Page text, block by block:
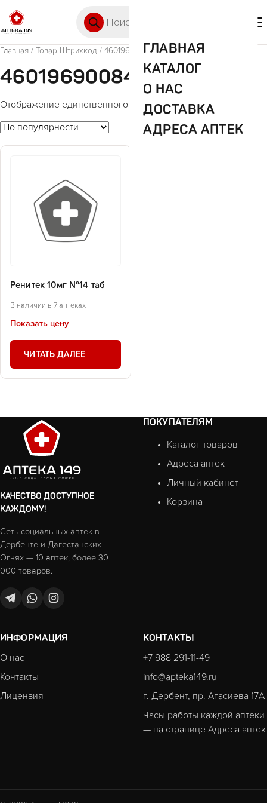
ГЛАВНАЯ
КАТАЛОГ
О НАС
ДОСТАВКА
АДРЕСА АПТЕК
Главная / Товар Штрихкод / 4601969008494
4601969008494
Отображение единственного товара
Ренитек 10мг №14 таб
В наличии в 7 аптеках
Показать цену
ЧИТАТЬ ДАЛЕЕ
КАЧЕСТВО ДОСТУПНОЕ
КАЖДОМУ!
Сеть социальных аптек в
Дербенте и Дагестанских
Огнях — 10 аптек, более 30
000 товаров.
ПОКУПАТЕЛЯМ
Каталог товаров
Адреса аптек
Личный кабинет
Корзина
ИНФОРМАЦИЯ
О нас
Контакты
Лицензия
КОНТАКТЫ
+7 988 291-11-49
info@apteka149.ru
г. Дербент, пр. Агасиева 17А
Часы работы каждой аптеки
— на странице Адреса аптек